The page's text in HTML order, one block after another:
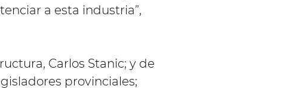
a esta industria”,
Carlos Stanic; y de
provinciales;